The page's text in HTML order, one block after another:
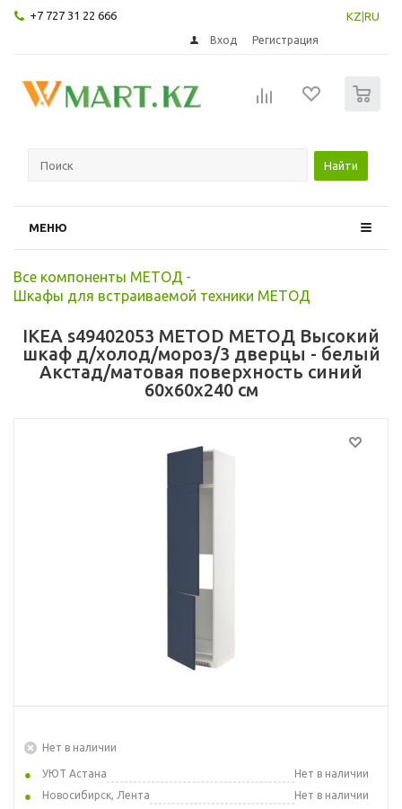
+7 727 31 22 666 KZ RU
Вход Регистрация
Найти
МЕНЮ
Все компоненты МЕТОД -
Шкафы для встраиваемой техники МЕТОД
IKEA s49402053 METOD МЕТОД Высокий
шкаф д/холод/мороз/3 дверцы - белый
Акстад/матовая поверхность синий
60x60x240 см
Нет в наличии
УЮТ Астана
Нет в наличии
Новосибирск, Лента
Нет в наличии